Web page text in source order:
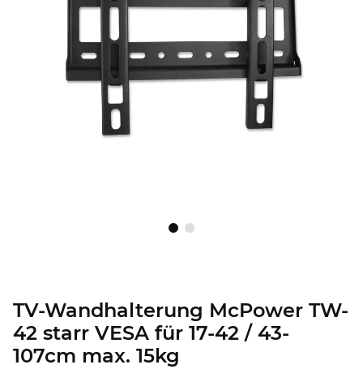
TV-Wandhalterung McPower TW-
42 starr VESA für 17-42 / 43-
107cm max. 15kg